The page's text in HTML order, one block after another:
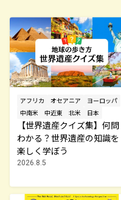
アフリカ オセアニア
ヨーロッパ
中南米
中近東 北米 日本
【世界遺産クイズ集】何問
わかる？世界遺産の知識を
楽しく学ぼう
2026.8.5